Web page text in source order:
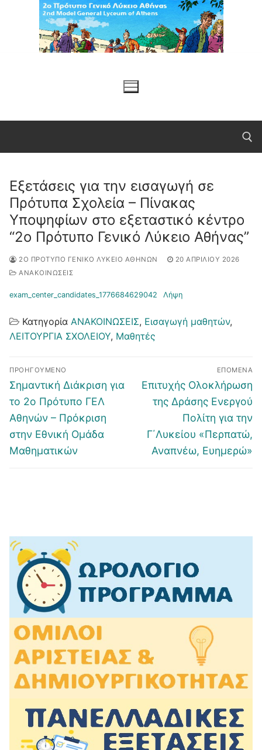
Μετάβαση
περιεχόμενο
Αναζήτηση για:
Εξετάσεις για την εισαγωγή σε
Πρότυπα Σχολεία – Πίνακας
Υποψηφίων στο εξεταστικό κέντρο
“2ο Πρότυπο Γενικό Λύκειο Αθήνας”
2Ο ΠΡΌΤΥΠΟ ΓΕΝΙΚΌ ΛΎΚΕΙΟ ΑΘΗΝΏΝ
20 ΑΠΡΙΛΊΟΥ 2026
ΑΝΑΚΟΙΝΩΣΕΙΣ
exam_center_candidates_1776684629042 Λήψη
Κατηγορία ΑΝΑΚΟΙΝΩΣΕΙΣ, Εισαγωγή μαθητών,
ΛΕΙΤΟΥΡΓΙΑ ΣΧΟΛΕΙΟΥ, Μαθητές
Πλοήγηση
άρθρων
ΠΡΟΗΓΟΎΜΕΝΟ
Προηγούμενο
άρθρο:
Σημαντική Διάκριση για
το 2ο Πρότυπο ΓΕΛ
Αθηνών – Πρόκριση
στην Εθνική Ομάδα
Μαθηματικών
ΕΠΌΜΕΝΑ
Επόμενο
άρθρο:
Επιτυχής Ολοκλήρωση
της Δράσης Ενεργού
Πολίτη για την
Γ΄Λυκείου «Περπατώ,
Αναπνέω, Ευημερώ»